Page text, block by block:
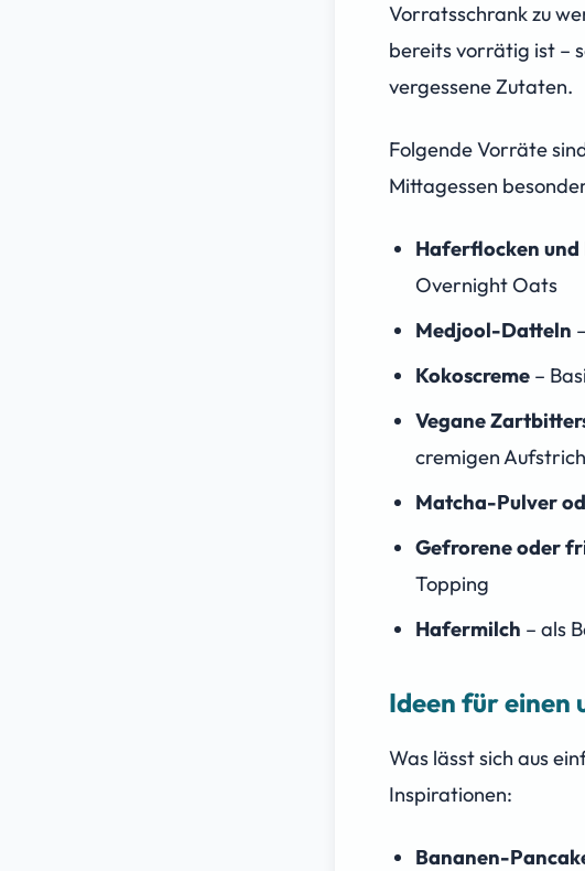
Vorratsschrank zu
bereits vorrätig ist –
vergessene Zutaten.
Folgende Vorräte
Mittagessen
Haferflocken und
Overnight Oats
Medjool-Datteln
Kokoscreme –
Vegane
cremigen Aufstrich
Matcha-Pulver
Gefrorene oder
Topping
Hafermilch – als
Ideen für einen
Was lässt sich aus
Inspirationen:
Bananen-